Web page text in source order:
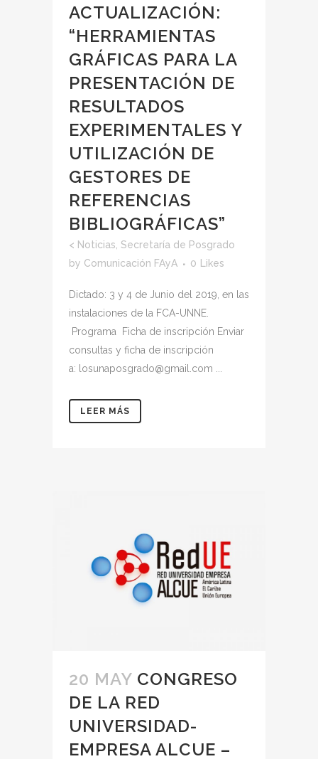
ACTUALIZACIÓN:
“HERRAMIENTAS
GRÁFICAS PARA LA
PRESENTACIÓN DE
RESULTADOS
EXPERIMENTALES Y
UTILIZACIÓN DE
GESTORES DE
REFERENCIAS
BIBLIOGRÁFICAS”
< Noticias Secretaría de Posgrado
by Comunicación FAyA 0 Likes
Dictado: 3 y 4 de Junio del 2019, en las
instalaciones de la FCA-UNNE.
Programa Ficha de inscripción Enviar
consultas y ficha de inscripción
a: losunaposgrado@gmail.com ...
LEER MÁS
20 MAY CONGRESO
DE LA RED
UNIVERSIDAD-
EMPRESA ALCUE –